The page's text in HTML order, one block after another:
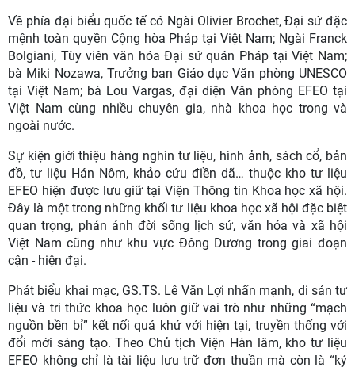
Về phía đại biểu quốc tế có Ngài Olivier Brochet, Đại sứ đặc
mệnh toàn quyền Cộng hòa Pháp tại Việt Nam; Ngài Franck
Bolgiani, Tùy viên văn hóa Đại sứ quán Pháp tại Việt Nam;
bà Miki Nozawa, Trưởng ban Giáo dục Văn phòng UNESCO
tại Việt Nam; bà Lou Vargas, đại diện Văn phòng EFEO tại
Việt Nam cùng nhiều chuyên gia, nhà khoa học trong và
ngoài nước.
Sự kiện giới thiệu hàng nghìn tư liệu, hình ảnh, sách cổ, bản
đồ, tư liệu Hán Nôm, khảo cứu điền dã… thuộc kho tư liệu
EFEO hiện được lưu giữ tại Viện Thông tin Khoa học xã hội.
Đây là một trong những khối tư liệu khoa học xã hội đặc biệt
quan trọng, phản ánh đời sống lịch sử, văn hóa và xã hội
Việt Nam cũng như khu vực Đông Dương trong giai đoạn
cận - hiện đại.
Phát biểu khai mạc, GS.TS. Lê Văn Lợi nhấn mạnh, di sản tư
liệu và tri thức khoa học luôn giữ vai trò như những “mạch
nguồn bền bỉ” kết nối quá khứ với hiện tại, truyền thống với
đổi mới sáng tạo. Theo Chủ tịch Viện Hàn lâm, kho tư liệu
EFEO không chỉ là tài liệu lưu trữ đơn thuần mà còn là “ký